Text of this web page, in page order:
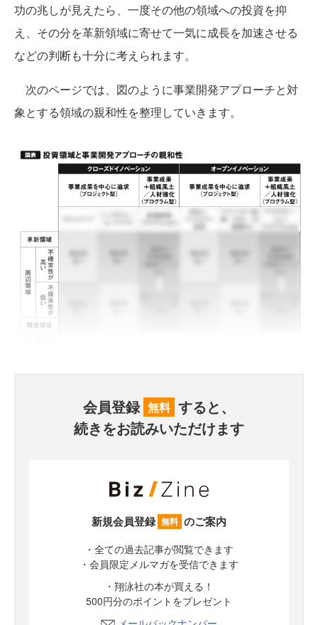
功の兆しが見えたら、一度その他の領域への投資を抑
え、その分を革新領域に寄せて一気に成長を加速させる
などの判断も十分に考えられます。
次のページでは、図のように事業開発アプローチと対
象とする領域の親和性を整理していきます。
会員登録 無料 すると、
続きをお読みいただけます
新規会員登録 無料 のご案内
・全ての過去記事が閲覧できます
・会員限定メルマガを受信できます
・翔泳社の本が買える！
500円分のポイントをプレゼント